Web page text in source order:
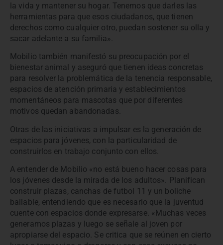
la vida y mantener su hogar. Tenemos que darles las
herramientas para que esos ciudadanos, que tienen
derechos como cualquier otro, puedan sostener su olla y
sacar adelante a su familia».
Mobilio también manifestó su preocupación por el
bienestar animal y aseguró que tienen ideas concretas
para resolver la problemática de la tenencia responsable,
espacios de atención primaria y establecimientos
momentáneos para mascotas que por diferentes
motivos quedan abandonadas.
Otras de las iniciativas a impulsar es la generación de
espacios para jóvenes, con la particularidad de
construirlos en trabajo conjunto con ellos.
A entender de Mobilio «no está bueno hacer cosas para
los jóvenes desde la mirada de los adultos». Planifican
construir plazas, canchas de futbol 11 y un boliche
bailable, entendiendo que es necesario que la juventud
cuente con espacios donde expresarse. «Muchas veces
generamos plazas y luego se señale al joven por
apropiarse del espacio. Se critica que se reúnen en cierto